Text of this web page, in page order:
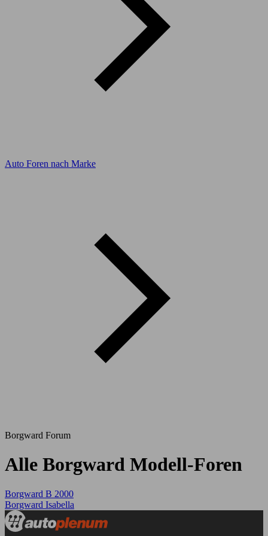
Auto Foren nach Marke
Borgward Forum
Alle Borgward Modell-Foren
Borgward B 2000
Borgward Isabella